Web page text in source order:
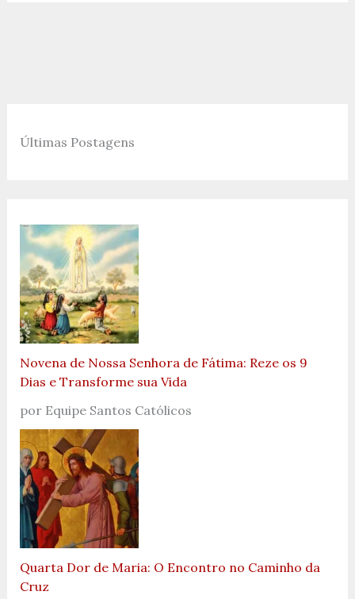
Últimas Postagens
Novena de Nossa Senhora de Fátima: Reze os 9
Dias e Transforme sua Vida
por Equipe Santos Católicos
Quarta Dor de Maria: O Encontro no Caminho da
Cruz